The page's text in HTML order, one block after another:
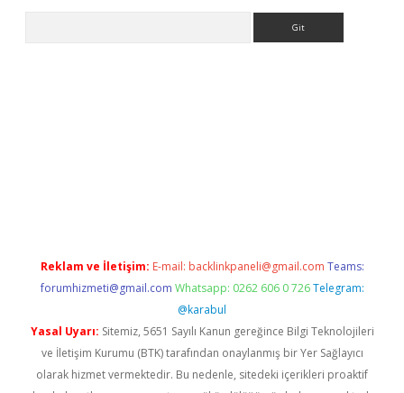
Reklam ve İletişim: E-mail: backlinkpaneli@gmail.com Teams:
forumhizmeti@gmail.com Whatsapp: 0262 606 0 726 Telegram:
@karabul
Yasal Uyarı: Sitemiz, 5651 Sayılı Kanun gereğince Bilgi Teknolojileri
ve İletişim Kurumu (BTK) tarafından onaylanmış bir Yer Sağlayıcı
olarak hizmet vermektedir. Bu nedenle, sitedeki içerikleri proaktif